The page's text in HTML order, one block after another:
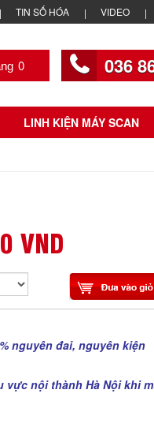
TIN SỐ HÓA VIDEO
0 036
LINH KIỆN MÁY SCAN
VND
nguyên đai, nguyên kiện
vực nội thành Hà Nội khi